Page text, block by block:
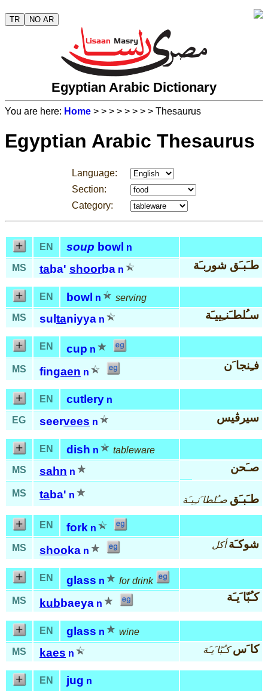
TR NO AR
Egyptian Arabic Dictionary
You are here: Home > > > > > > > > Thesaurus
Egyptian Arabic Thesaurus
Language:
Section:
Category:
EN soup bowl n
MS
taba' shoorba n طـَبـَق شوربـَة
EN bowl n
serving
MS
sul taniyya n سـُلطـَنـِييـَة
EN cup n
MS
fingaen n
فـِنجا َن
EN cutlery n
EG
seervees n سيرڤيس
EN dish n
tableware
MS
sahn n صـَحن
MS taba' n طـَبـَق صـُلطا َنـِيـَة
EN fork n
MS
shoo ka n
شوكـَة أكل
EN glass n
for drink
MS
kubbaeya n
كـُبّا َيـَة
EN glass n
wine
MS
kaes n كا َس كـُبّا َيـَة
EN jug n